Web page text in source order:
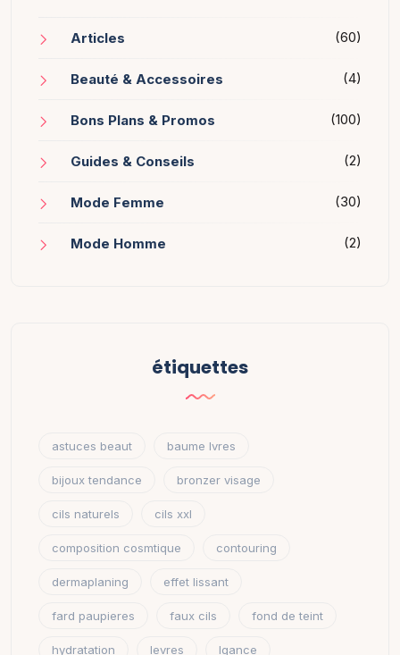
Articles (60)
Beauté & Accessoires (4)
Bons Plans & Promos (100)
Guides & Conseils (2)
Mode Femme (30)
Mode Homme (2)
étiquettes
astuces beaut baume lvres
bijoux tendance bronzer visage
cils naturels cils xxl
composition cosmtique contouring
dermaplaning effet lissant
fard paupieres faux cils fond de teint
hydratation levres lgance